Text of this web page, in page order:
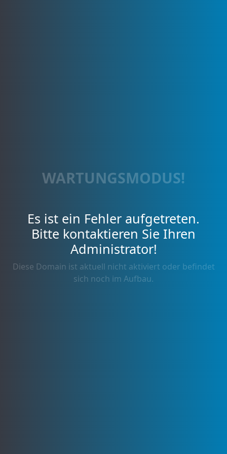
WARTUNGSMODUS!
Es ist ein Fehler aufgetreten.
Bitte kontaktieren Sie Ihren
Administrator!
Diese Domain ist aktuell nicht aktiviert oder befindet
sich noch im Aufbau.